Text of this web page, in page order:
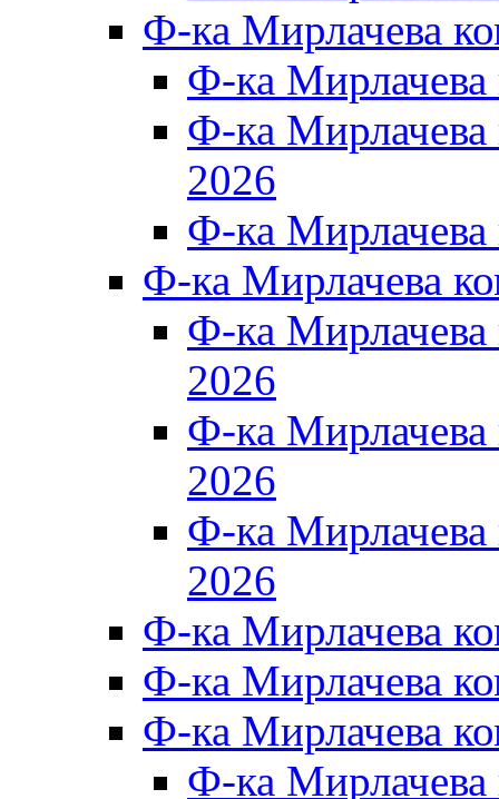
Ф-ка Мирлачева
Ф-ка
Ф-ка
2026
Ф-ка
Ф-ка Мирлачева
Ф-ка
2026
Ф-ка
2026
Ф-ка
2026
Ф-ка Мирлачева
Ф-ка Мирлачева
Ф-ка Мирлачева
Ф-ка